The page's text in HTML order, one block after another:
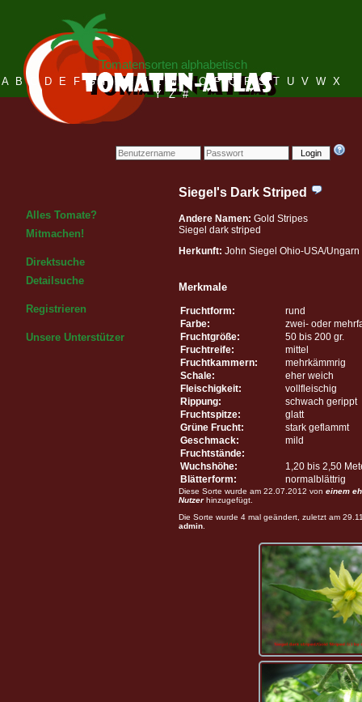
Login
Tomatensorten alphabetisch
A B C D E F G H I J K L M N O P Q R S T U V W X
Y Z #
Alles Tomate?
Mitmachen!
Direktsuche
Detailsuche
Registrieren
Unsere Unterstützer
Siegel's Dark Striped
Andere Namen: Gold Stripes
Siegel dark striped
Herkunft: John Siegel Ohio-USA/Ungarn
Merkmale
Fruchtform:
rund
Farbe:
zwei- oder
Fruchtgröße:
50 bis 200 gr.
Fruchtreife:
mittel
Fruchtkammern:
mehrkämmrig
Schale:
eher weich
Fleischigkeit:
vollfleischig
Rippung:
schwach gerippt
Fruchtspitze:
glatt
Grüne Frucht:
stark geflammt
Geschmack:
mild
Fruchtstände:
Wuchshöhe:
1,20 bis 2,50
Blätterform:
normalblättrig
Diese Sorte wurde am 22.07.2012 von einem
Nutzerhinzugefügt.
Die Sorte wurde 4 mal geändert, zuletzt am
admin